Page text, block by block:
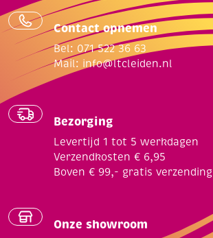
Contact opnemen
Bel: 071 522 36 63
Mail: info@ltcleiden.nl
Bezorging
Levertijd 1 tot 5 werkdagen
Verzendkosten € 6,95
Boven € 99,- gratis verzending
Onze showroom